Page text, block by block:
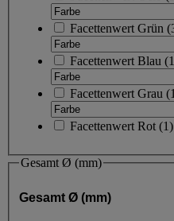
Facettenwert Grün (
Facettenwert Blau (1
Facettenwert Grau (1
Facettenwert Rot (1)
Gesamt Ø (mm)
Gesamt Ø (mm)